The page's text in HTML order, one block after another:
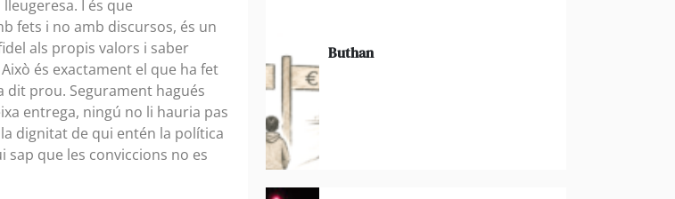
I és que
fets i no amb discursos, és un
als propis valors i saber
és exactament el que ha fet
dit prou. Segurament hagués
entrega, ningú no li hauria pas
dignitat de qui entén la política
que les conviccions no es
Buthan